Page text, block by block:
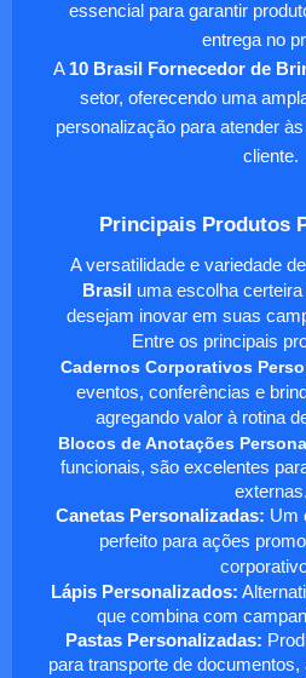
essencial para garantir
entrega no
A 10 Brasil Fornecedor de
setor, oferecendo uma
personalização para atender
cliente.
Principais Produtos
A versatilidade e variedade
Brasil uma escolha
desejam inovar em suas
Entre os principais
Cadernos Corporativos
eventos, conferências e
agregando valor à rotina
Blocos de Anotações
funcionais, são excelentes
externas.
Canetas Personalizadas: Um
perfeito para ações
Lápis Personalizados:
que combina com
Pastas Personalizadas:
para transporte de